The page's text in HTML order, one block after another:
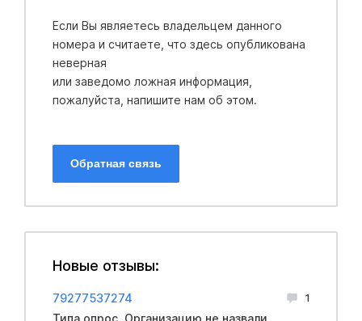
Если Вы являетесь владельцем данного
номера и считаете, что здесь опубликована
неверная
или заведомо ложная информация,
пожалуйста, напишите нам об этом.
Обратная связь
Новые отзывы:
79277537274 1
Типа опрос. Организацию не назвали